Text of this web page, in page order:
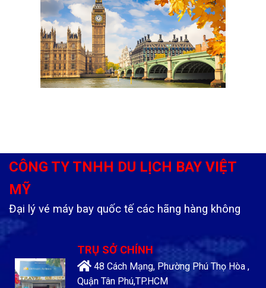
CÔNG TY TNHH DU LỊCH BAY VIỆT
MỸ
Đại lý vé máy bay quốc tế các hãng hàng không
TRỤ SỞ CHÍNH
48 Cách Mạng, Phường Phú Thọ Hòa ,
Quận Tân Phú,TP.HCM